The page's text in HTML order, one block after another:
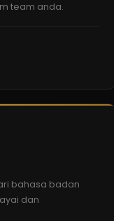
team anda.
bahasa badan
dan